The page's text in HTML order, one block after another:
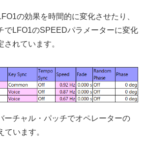
の効果を時間的に変化させたり、
でLFO1のSPEEDパラメーターに変化
されています。
ーチャル・パッチでオペレーターの
ています。